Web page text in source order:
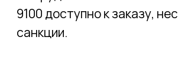
специальная модель: 9105W, которую
можно размещать непосредственно в
гостевом номере. Для холлов на этажах,